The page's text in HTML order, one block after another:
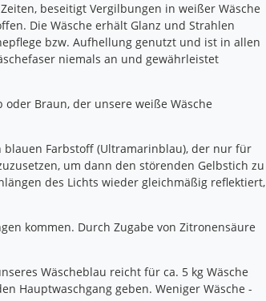
beseitigt Vergilbungen in weißer Wäsche
Die Wäsche erhält Glanz und Strahlen
bzw. Aufhellung genutzt und ist in allen
niemals an und gewährleistet
Braun, der unsere weiße Wäsche
blauen Farbstoff (Ultramarinblau), der nur für
um dann den störenden Gelbstich zu
des Lichts wieder gleichmäßig reflektiert,
kommen. Durch Zugabe von Zitronensäure
Wäscheblau reicht für ca. 5 kg Wäsche
Hauptwaschgang geben. Weniger Wäsche -